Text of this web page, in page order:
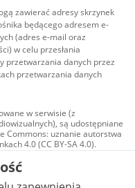
zawierać adresy skrzynek
będącego adresem e-
(adres e-mail oraz
w celu przesłania
przetwarzania danych przez
przetwarzania danych
w serwisie (z
są udostępniane
Commons: uznanie autorstwa
4.0 (CC BY-SA 4.0).
w tym zdjęcia, materiały
na licencji typu
autorstwa użycie
zależnych 4.0 (CC BY-